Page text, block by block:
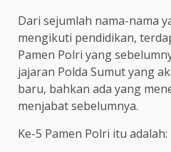
Dari sejumlah nama-nama
mengikuti pendidikan,
Pamen Polri yang
jajaran Polda Sumut yang
baru, bahkan ada yang
menjabat sebelumnya.
Ke-5 Pamen Polri itu adalah: